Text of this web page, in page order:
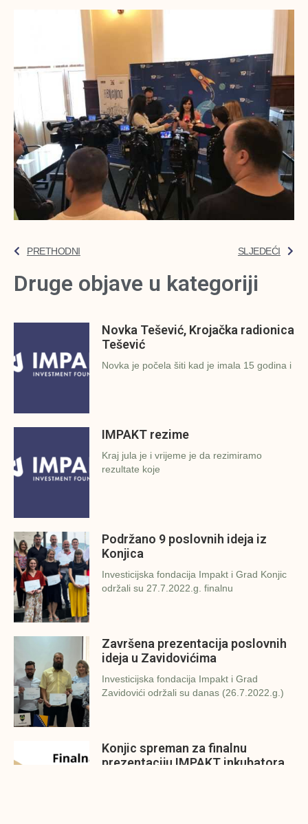
PRETHODNI SLJEDEĆI
Druge objave u kategoriji
Novka Tešević, Krojačka radionica
Tešević
Novka je počela šiti kad je imala 15 godina i
IMPAKT rezime
Kraj jula je i vrijeme je da rezimiramo
rezultate koje
Podržano 9 poslovnih ideja iz
Konjica
Investicijska fondacija Impakt i Grad Konjic
održali su 27.7.2022.g. finalnu
Završena prezentacija poslovnih
ideja u Zavidovićima
Investicijska fondacija Impakt i Grad
Zavidovići održali su danas (26.7.2022.g.)
Konjic spreman za finalnu
prezentaciju IMPAKT inkubatora